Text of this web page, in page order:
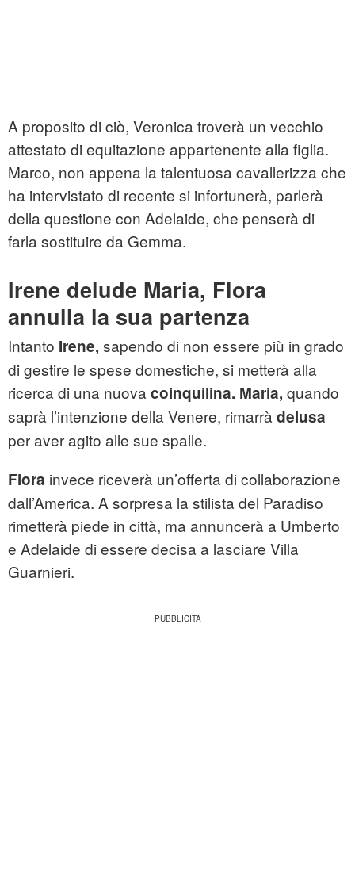
A proposito di ciò, Veronica troverà un vecchio
attestato di equitazione appartenente alla figlia.
Marco, non appena la talentuosa cavallerizza che
ha intervistato di recente si infortunerà, parlerà
della questione con Adelaide, che penserà di
farla sostituire da Gemma.
Irene delude Maria, Flora
annulla la sua partenza
Intanto Irene, sapendo di non essere più in grado
di gestire le spese domestiche, si metterà alla
ricerca di una nuova coinquilina. Maria, quando
saprà l’intenzione della Venere, rimarrà delusa
per aver agito alle sue spalle.
Flora invece riceverà un’offerta di collaborazione
dall’America. A sorpresa la stilista del Paradiso
rimetterà piede in città, ma annuncerà a Umberto
e Adelaide di essere decisa a lasciare Villa
Guarnieri.